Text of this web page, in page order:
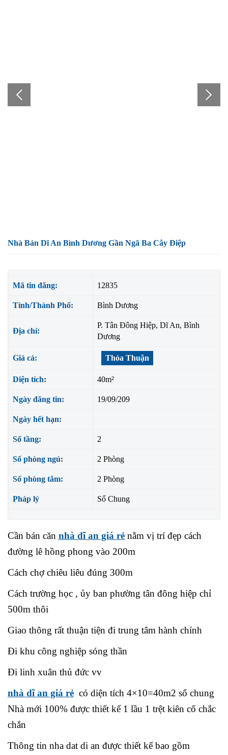
Nhà Bán Dĩ An Bình Dương Gần Ngã Ba Cây Điệp
Mã tin đăng: 12835
Tỉnh/Thành Phố: Bình Dương
Địa chỉ:
P. Tân Đông Hiệp, Dĩ An, Bình
Dương
Giá cả: Thỏa Thuận
Diện tích: 40m²
Ngày đăng tin: 19/09/209
Ngày hết hạn:
Số tầng: 2
Số phòng ngủ: 2 Phòng
Số phòng tắm: 2 Phòng
Pháp lý Sổ Chung
Cần bán căn nhà dĩ an giá rẻ nằm vị trí đẹp cách
đường lê hồng phong vào 200m
Cách chợ chiêu liêu đúng 300m
Cách trường học , ủy ban phường tân đông hiệp chỉ
500m thôi
Giao thông rất thuận tiện đi trung tâm hành chính
Đi khu công nghiệp sóng thần
Đi linh xuân thủ đức vv
nhà dĩ an giá rẻ có diện tích 4×10=40m2 sổ chung
Nhà mới 100% được thiết kế 1 lầu 1 trệt kiên cố chắc
chắn
Thông tin nha dat di an được thiết kế bao gồm